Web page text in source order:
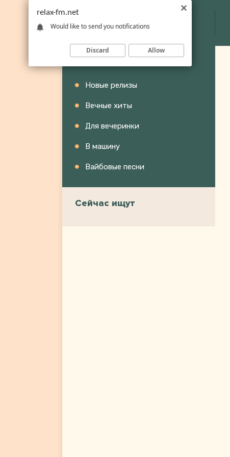
Новые релизы
Вечные хиты
Для вечеринки
В машину
Вайбовые песни
Сейчас ищут
relax-fm.net
Would like to send you notifications
Discard Allow